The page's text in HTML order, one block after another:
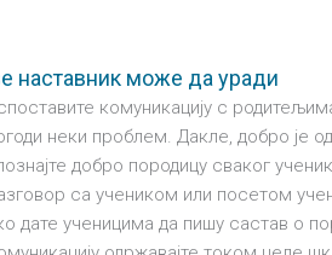
наставник може да уради
комуникацију с
неки проблем. Дакле, добро је
добро породицу сваког
са учеником или посетом
дате ученицима да пишу састав о